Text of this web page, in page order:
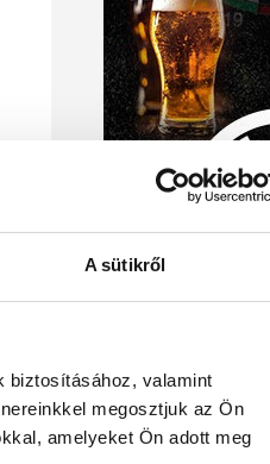
A sütikről
biztosításához, valamint
megosztjuk az Ön
amelyeket Ön adott meg
BALATON